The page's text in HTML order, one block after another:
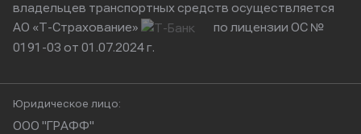
владельцев транспортных средств осуществляется
АО «Т-Страхование»
по лицензии ОС №
0191-03 от 01.07.2024 г.
Юридическое лицо:
ООО "ГРАФФ"